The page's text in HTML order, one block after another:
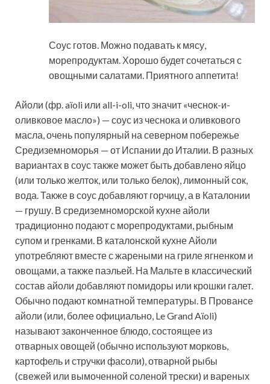
Соус готов. Можно подавать к мясу,
морепродуктам. Хорошо будет сочетаться с
овощными салатами. Приятного аппетита!
Айоли (фр. aïoli или all-i-oli, что значит «чеснок-и-
оливковое масло») — соус из чеснока и оливкового
масла, очень популярный на северном побережье
Средиземноморья — от Испании до Италии. В разных
вариантах в соус также может быть добавлено яйцо
(или только желток, или только белок), лимонный сок,
вода. Также в соус добавляют горчицу, а в Каталонии
— грушу. В средиземноморской кухне айоли
традиционно подают с морепродуктами, рыбным
супом и гренками. В каталонской кухне Айоли
употребляют вместе с жареными на гриле ягненком и
овощами, а также паэльей. На Мальте в классический
состав айоли добавляют помидоры или крошки галет.
Обычно подают комнатной температуры. В Провансе
айоли (или, более официально, Le Grand Aïoli)
называют законченное блюдо, состоящее из
отварных овощей (обычно используют морковь,
картофель и стручки фасоли), отварной рыбы
(свежей или вымоченной соленой трески) и вареных